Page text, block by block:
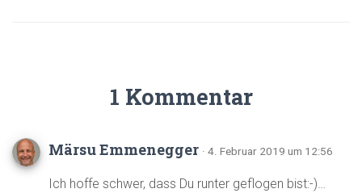
1 Kommentar
Märsu Emmenegger · 4. Februar 2019 um 12:56
Ich hoffe schwer, dass Du runter geflogen bist:-)…